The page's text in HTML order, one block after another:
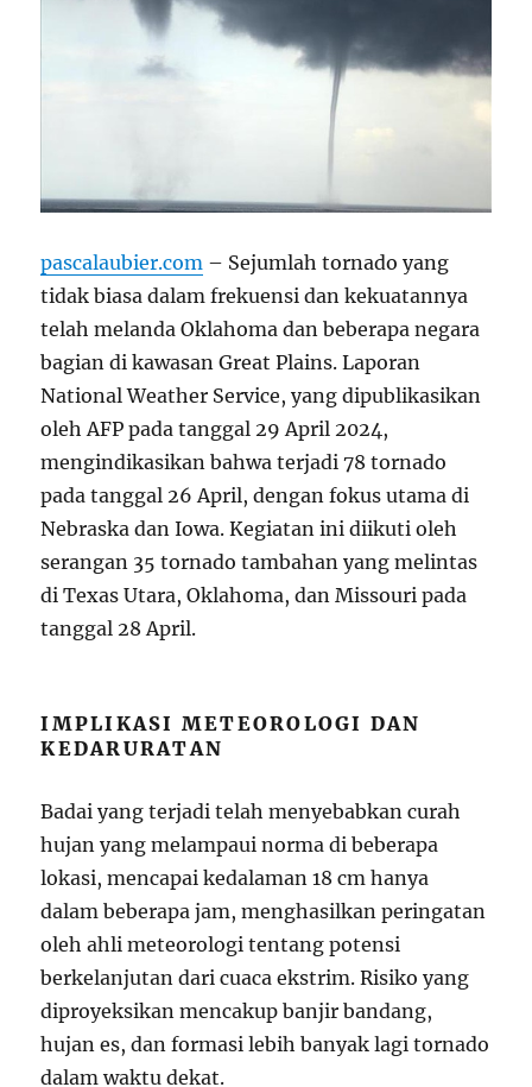
pascalaubier.com – Sejumlah tornado yang
tidak biasa dalam frekuensi dan kekuatannya
telah melanda Oklahoma dan beberapa negara
bagian di kawasan Great Plains. Laporan
National Weather Service, yang dipublikasikan
oleh AFP pada tanggal 29 April 2024,
mengindikasikan bahwa terjadi 78 tornado
pada tanggal 26 April, dengan fokus utama di
Nebraska dan Iowa. Kegiatan ini diikuti oleh
serangan 35 tornado tambahan yang melintas
di Texas Utara, Oklahoma, dan Missouri pada
tanggal 28 April.
IMPLIKASI METEOROLOGI DAN
KEDARURATAN
Badai yang terjadi telah menyebabkan curah
hujan yang melampaui norma di beberapa
lokasi, mencapai kedalaman 18 cm hanya
dalam beberapa jam, menghasilkan peringatan
oleh ahli meteorologi tentang potensi
berkelanjutan dari cuaca ekstrim. Risiko yang
diproyeksikan mencakup banjir bandang,
hujan es, dan formasi lebih banyak lagi tornado
dalam waktu dekat.